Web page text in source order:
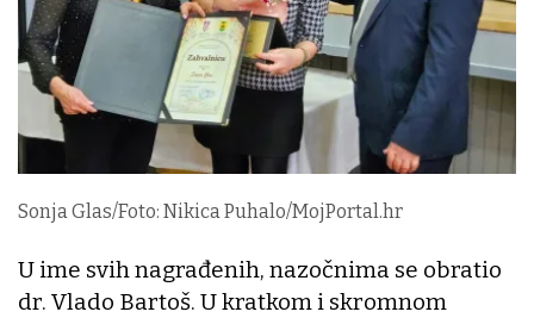
Sonja Glas/Foto: Nikica Puhalo/MojPortal.hr
U ime svih nagrađenih, nazočnima se obratio
dr. Vlado Bartoš. U kratkom i skromnom